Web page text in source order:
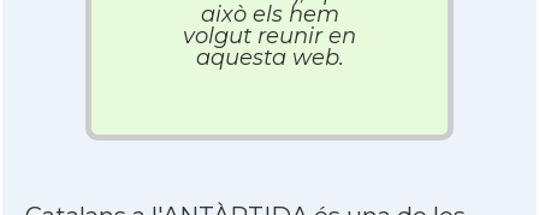
això els hem
volgut reunir en
aquesta web.